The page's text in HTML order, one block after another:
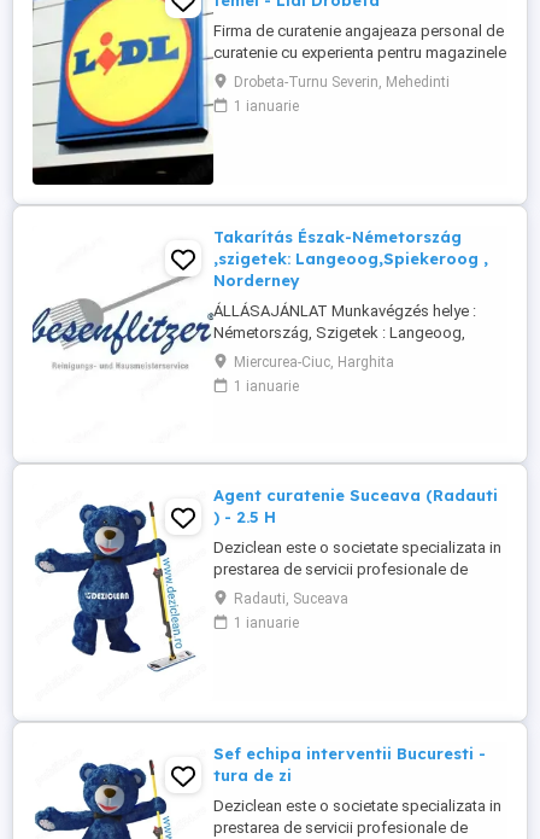
Firma de curatenie angajeaza personal de
curatenie cu experienta pentru magazinele
Lidl din Drobeta Program o zi cu o zi.
Personalul de curatenie va asigura:
curatarea aparatelor de reciclat sticle si
Drobeta-Turnu Severin, Mehedinti
1 ianuarie
Takarítás Észak-Németország
,szigetek: Langeoog,Spiekeroog ,
Norderney
ÁLLÁSAJÁNLAT Munkavégzés helye :
Németország, Szigetek : Langeoog,
Spiekeroog, Norderney A Besenflitzer cég
lakások, de más létesítmények
takarítására is szakosodott, mint például
illemhelyek vagy mosdók, szállodák
karbantartása és takarítása.
Követelmények: ...
Miercurea-Ciuc, Harghita
1 ianuarie
Agent curatenie Suceava (Radauti
) - 2.5 H
Deziclean este o societate specializata in
prestarea de servicii profesionale de
curatenie. Compania noastra asigura
servicii de curatenie in aproape toate
orasele mari din România. Angajam agenti
Radauti, Suceava
1 ianuarie
Sef echipa interventii Bucuresti -
tura de zi
Deziclean este o societate specializata in
prestarea de servicii profesionale de